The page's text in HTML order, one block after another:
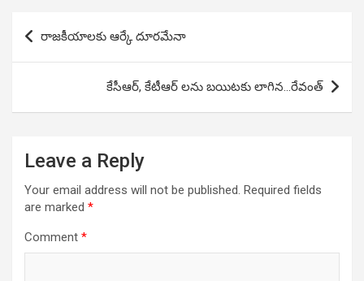
Post
navigation
రాజకీయాలకు ఆర్కే దూరమేనా
కేసీఆర్, కేటీఆర్ లను బయిటకు లాగిన…రేవంత్
Leave a Reply
Your email address will not be published. Required fields
are marked *
Comment *